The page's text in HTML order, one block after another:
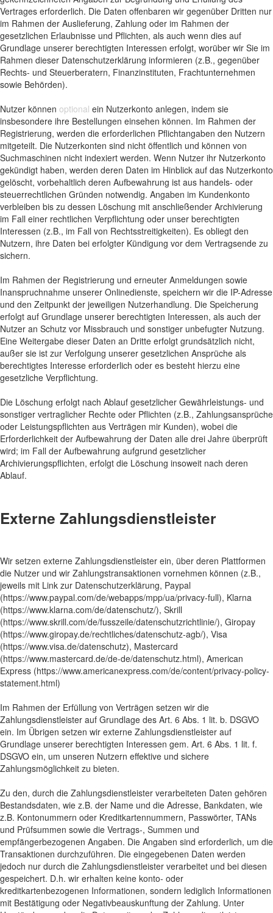
Vertrages erforderlich. Die Daten offenbaren wir gegenüber Dritten nur
im Rahmen der Auslieferung, Zahlung oder im Rahmen der
gesetzlichen Erlaubnisse und Pflichten, als auch wenn dies auf
Grundlage unserer berechtigten Interessen erfolgt, worüber wir Sie im
Rahmen dieser Datenschutzerklärung informieren (z.B., gegenüber
Rechts- und Steuerberatern, Finanzinstituten, Frachtunternehmen
sowie Behörden).
Nutzer können optional ein Nutzerkonto anlegen, indem sie
insbesondere ihre Bestellungen einsehen können. Im Rahmen der
Registrierung, werden die erforderlichen Pflichtangaben den Nutzern
mitgeteilt. Die Nutzerkonten sind nicht öffentlich und können von
Suchmaschinen nicht indexiert werden. Wenn Nutzer ihr Nutzerkonto
gekündigt haben, werden deren Daten im Hinblick auf das Nutzerkonto
gelöscht, vorbehaltlich deren Aufbewahrung ist aus handels- oder
steuerrechtlichen Gründen notwendig. Angaben im Kundenkonto
verbleiben bis zu dessen Löschung mit anschließender Archivierung
im Fall einer rechtlichen Verpflichtung oder unser berechtigten
Interessen (z.B., im Fall von Rechtsstreitigkeiten). Es obliegt den
Nutzern, ihre Daten bei erfolgter Kündigung vor dem Vertragsende zu
sichern.
Im Rahmen der Registrierung und erneuter Anmeldungen sowie
Inanspruchnahme unserer Onlinedienste, speichern wir die IP-Adresse
und den Zeitpunkt der jeweiligen Nutzerhandlung. Die Speicherung
erfolgt auf Grundlage unserer berechtigten Interessen, als auch der
Nutzer an Schutz vor Missbrauch und sonstiger unbefugter Nutzung.
Eine Weitergabe dieser Daten an Dritte erfolgt grundsätzlich nicht,
außer sie ist zur Verfolgung unserer gesetzlichen Ansprüche als
berechtigtes Interesse erforderlich oder es besteht hierzu eine
gesetzliche Verpflichtung.
Die Löschung erfolgt nach Ablauf gesetzlicher Gewährleistungs- und
sonstiger vertraglicher Rechte oder Pflichten (z.B., Zahlungsansprüche
oder Leistungspflichten aus Verträgen mir Kunden), wobei die
Erforderlichkeit der Aufbewahrung der Daten alle drei Jahre überprüft
wird; im Fall der Aufbewahrung aufgrund gesetzlicher
Archivierungspflichten, erfolgt die Löschung insoweit nach deren
Ablauf.
Externe Zahlungsdienstleister
Wir setzen externe Zahlungsdienstleister ein, über deren Plattformen
die Nutzer und wir Zahlungstransaktionen vornehmen können (z.B.,
jeweils mit Link zur Datenschutzerklärung, Paypal
(https://www.paypal.com/de/webapps/mpp/ua/privacy-full), Klarna
(https://www.klarna.com/de/datenschutz/), Skrill
(https://www.skrill.com/de/fusszeile/datenschutzrichtlinie/), Giropay
(https://www.giropay.de/rechtliches/datenschutz-agb/), Visa
(https://www.visa.de/datenschutz), Mastercard
(https://www.mastercard.de/de-de/datenschutz.html), American
Express (https://www.americanexpress.com/de/content/privacy-policy-
statement.html)
Im Rahmen der Erfüllung von Verträgen setzen wir die
Zahlungsdienstleister auf Grundlage des Art. 6 Abs. 1 lit. b. DSGVO
ein. Im Übrigen setzen wir externe Zahlungsdienstleister auf
Grundlage unserer berechtigten Interessen gem. Art. 6 Abs. 1 lit. f.
DSGVO ein, um unseren Nutzern effektive und sichere
Zahlungsmöglichkeit zu bieten.
Zu den, durch die Zahlungsdienstleister verarbeiteten Daten gehören
Bestandsdaten, wie z.B. der Name und die Adresse, Bankdaten, wie
z.B. Kontonummern oder Kreditkartennummern, Passwörter, TANs
und Prüfsummen sowie die Vertrags-, Summen und
empfängerbezogenen Angaben. Die Angaben sind erforderlich, um die
Transaktionen durchzuführen. Die eingegebenen Daten werden
jedoch nur durch die Zahlungsdienstleister verarbeitet und bei diesen
gespeichert. D.h. wir erhalten keine konto- oder
kreditkartenbezogenen Informationen, sondern lediglich Informationen
mit Bestätigung oder Negativbeauskunftung der Zahlung. Unter